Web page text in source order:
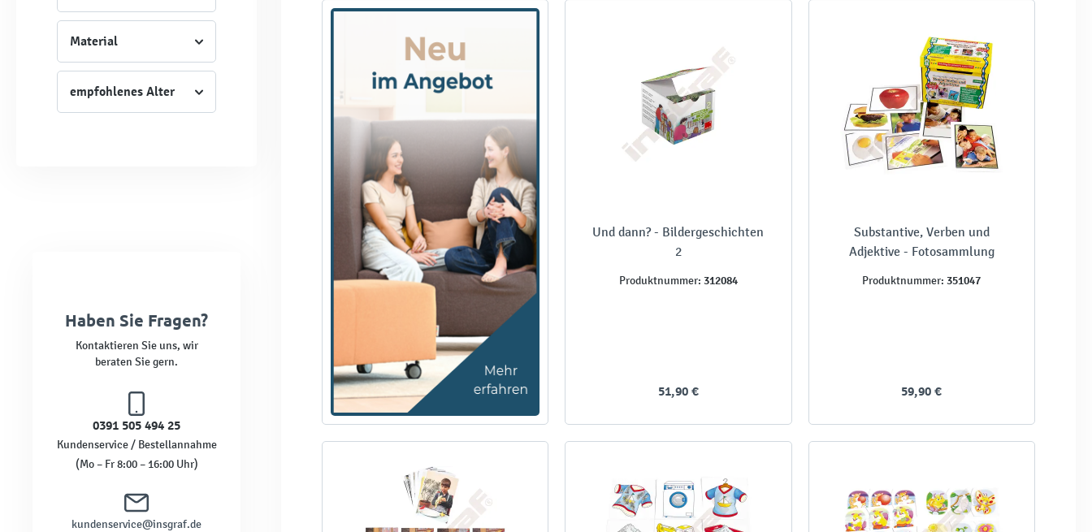
Material
empfohlenes Alter
Haben Sie Fragen?
Kontaktieren Sie uns, wir
beraten Sie gern.
0391 505 494 25
Kundenservice / Bestellannahme
(Mo – Fr 8:00 – 16:00 Uhr)
kundenservice@insgraf.de
Und dann? - Bildergeschichten
2
Produktnummer: 312084
51,90 €
Substantive, Verben und
Adjektive - Fotosammlung
Produktnummer: 351047
59,90 €